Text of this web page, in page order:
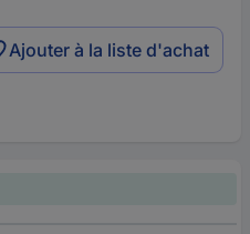
Ajouter à la liste d'achat